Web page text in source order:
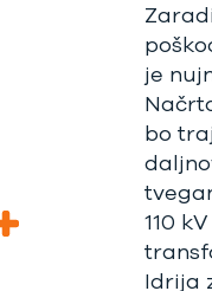
je
bo
110
Idrija